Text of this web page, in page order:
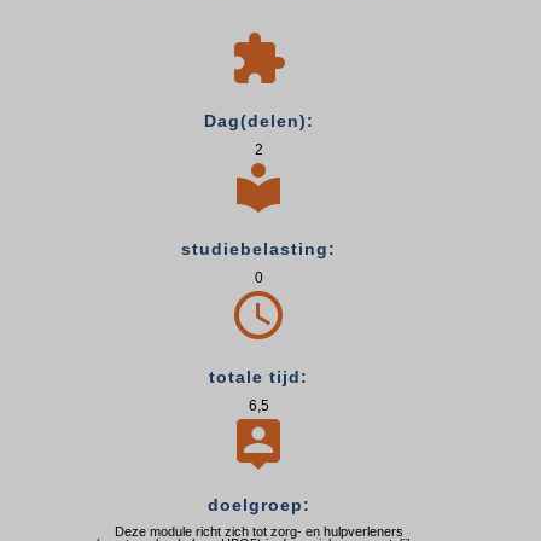

Dag(delen):
2

studiebelasting:
0

totale tijd:
6,5

doelgroep:
Deze module richt zich tot zorg- en hulpverleners